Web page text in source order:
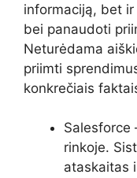
informaciją, bet
bei panaudoti
Neturėdama
priimti
konkrečiais
Salesforce
rinkoje.
ataskaitas